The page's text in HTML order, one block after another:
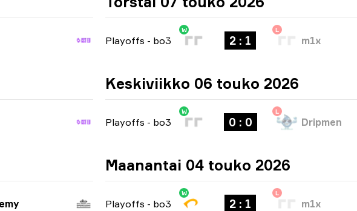
Playoffs - bo3
W
2 : 1
L
m1x
Keskiviikko 06 touko 2026
Playoffs - bo3
W
0 : 0
L
Dripmen
Maanantai 04 touko 2026
Playoffs - bo3
W
2 : 1
L
m1x